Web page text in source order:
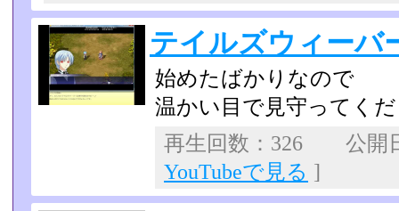
テイルズウィー
始めたばかりなので
温かい目で見守ってく
再生回数：326 公開
YouTubeで見る ]